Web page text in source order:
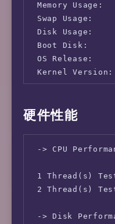
Memory
Swap Usage:
Disk Usage:
Boot Disk:
OS Release:
Kernel
硬件性能
-> CPU
1 Thread(s)
2 Thread(s)
-> Disk